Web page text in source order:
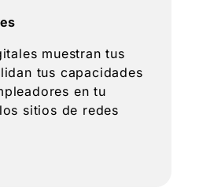
muestran tus
tus capacidades
en tu
sitios de redes